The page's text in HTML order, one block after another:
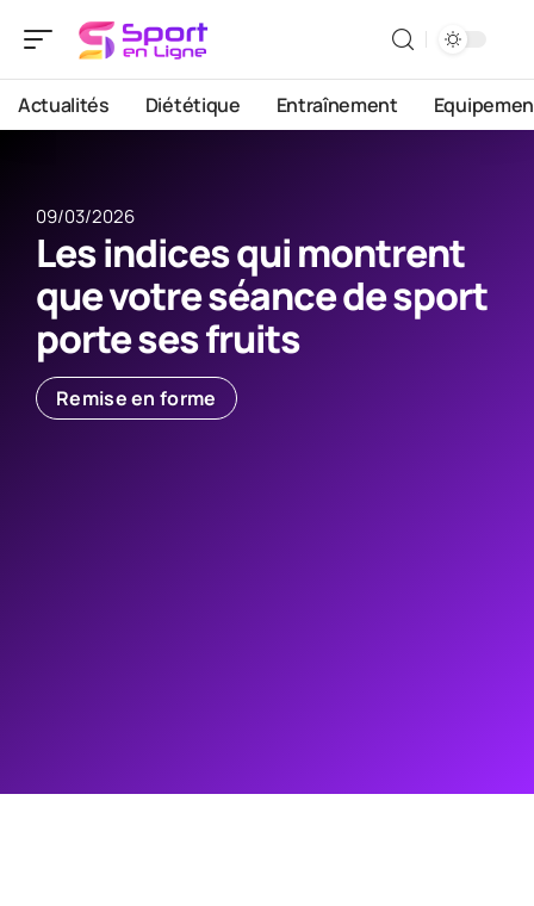
Actualités Diététique Entraînement
09/03/2026
Les indices qui montrent
que votre séance de sport
porte ses fruits
Remise en forme